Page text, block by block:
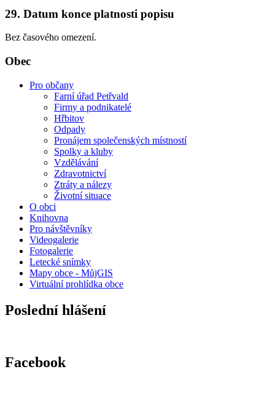
29. Datum konce platnosti popisu
Bez časového omezení.
Obec
Pro občany
Farní úřad Petřvald
Firmy a podnikatelé
Hřbitov
Odpady
Pronájem společenských místností
Spolky a kluby
Vzdělávání
Zdravotnictví
Ztráty a nálezy
Životní situace
O obci
Knihovna
Pro návštěvníky
Videogalerie
Fotogalerie
Letecké snímky
Mapy obce - MůjGIS
Virtuální prohlídka obce
Poslední hlášení
Facebook